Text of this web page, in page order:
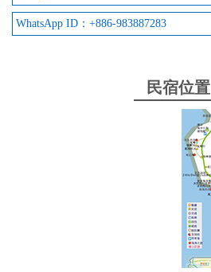
WhatsApp ID：+886-983887283
民宿位置